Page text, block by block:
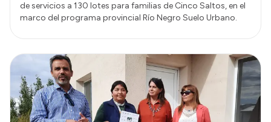
de servicios a 130 lotes para familias de Cinco Saltos, en el
marco del programa provincial Río Negro Suelo Urbano.